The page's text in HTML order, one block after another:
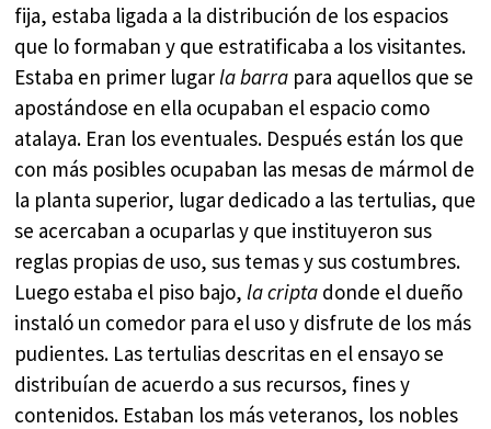
fija, estaba ligada a la distribución de los espacios
que lo formaban y que estratificaba a los visitantes.
Estaba en primer lugarla barra para aquellos que se
apostándose en ella ocupaban el espacio como
atalaya. Eran los eventuales. Después están los que
con más posibles ocupaban las mesas de mármol de
la planta superior, lugar dedicado a las tertulias, que
se acercaban a ocuparlas y que instituyeron sus
reglas propias de uso, sus temas y sus costumbres.
Luego estaba el piso bajo,la cripta donde el dueño
instaló un comedor para el uso y disfrute de los más
pudientes. Las tertulias descritas en el ensayo se
distribuían de acuerdo a sus recursos, fines y
contenidos. Estaban los más veteranos, los nobles